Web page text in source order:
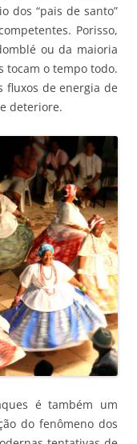
dos “pais de santo”
Porisso,
ou da maioria
tocam o tempo todo.
fluxos de energia de
deteriore.
é também um
do fenômeno dos